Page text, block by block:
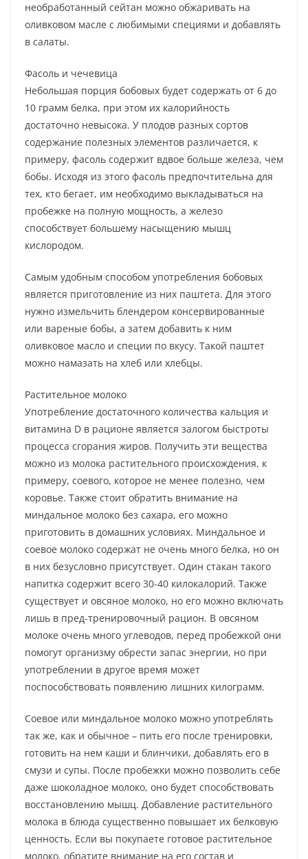
необработанный сейтан можно обжаривать на
оливковом масле с любимыми специями и добавлять
в салаты.
Фасоль и чечевица
Небольшая порция бобовых будет содержать от 6 до
10 грамм белка, при этом их калорийность
достаточно невысока. У плодов разных сортов
содержание полезных элементов различается, к
примеру, фасоль содержит вдвое больше железа, чем
бобы. Исходя из этого фасоль предпочтительна для
тех, кто бегает, им необходимо выкладываться на
пробежке на полную мощность, а железо
способствует большему насыщению мышц
кислородом.
Самым удобным способом употребления бобовых
является приготовление из них паштета. Для этого
нужно измельчить блендером консервированные
или вареные бобы, а затем добавить к ним
оливковое масло и специи по вкусу. Такой паштет
можно намазать на хлеб или хлебцы.
Растительное молоко
Употребление достаточного количества кальция и
витамина D в рационе является залогом быстроты
процесса сгорания жиров. Получить эти вещества
можно из молока растительного происхождения, к
примеру, соевого, которое не менее полезно, чем
коровье. Также стоит обратить внимание на
миндальное молоко без сахара, его можно
приготовить в домашних условиях. Миндальное и
соевое молоко содержат не очень много белка, но он
в них безусловно присутствует. Один стакан такого
напитка содержит всего 30-40 килокалорий. Также
существует и овсяное молоко, но его можно включать
лишь в пред-тренировочный рацион. В овсяном
молоке очень много углеводов, перед пробежкой они
помогут организму обрести запас энергии, но при
употреблении в другое время может
поспособствовать появлению лишних килограмм.
Соевое или миндальное молоко можно употреблять
так же, как и обычное – пить его после тренировки,
готовить на нем каши и блинчики, добавлять его в
смузи и супы. После пробежки можно позволить себе
даже шоколадное молоко, оно будет способствовать
восстановлению мышц. Добавление растительного
молока в блюда существенно повышает их белковую
ценность. Если вы покупаете готовое растительное
молоко, обратите внимание на его состав и